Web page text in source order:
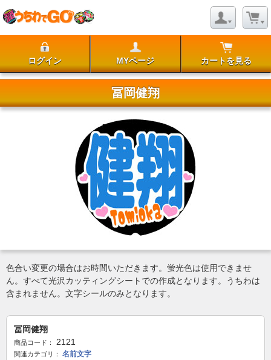
ログイン MYページ カートを見る
冨岡健翔
色合い変更の場合はお時間いただきます。蛍光色は使用できませ
ん。すべて光沢カッティングシートでの作成となります。うちわは
含まれません。文字シールのみとなります。
冨岡健翔
商品コード： 2121
関連カテゴリ：
名前文字